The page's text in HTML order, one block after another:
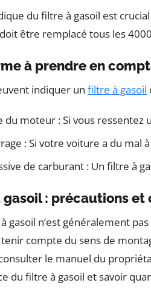
du filtre à gasoil est
être remplacé tous les
à prendre en
indiquer un filtre à gasoil
du moteur : Si vous
: Si votre voiture a du
de carburant : Un filtre à
: précautions
gasoil n’est généralement
compte du sens de
le manuel du
du filtre à gasoil et savoir